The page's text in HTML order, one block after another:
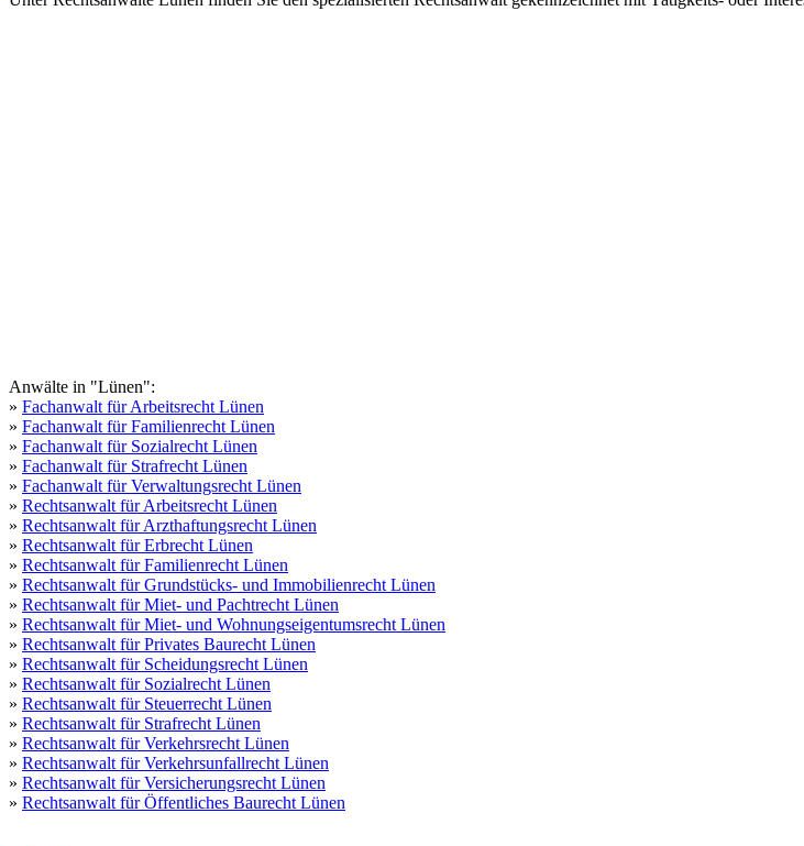
Anwälte in "Lünen":
» Fachanwalt für Arbeitsrecht Lünen
» Fachanwalt für Familienrecht Lünen
» Fachanwalt für Sozialrecht Lünen
» Fachanwalt für Strafrecht Lünen
» Fachanwalt für Verwaltungsrecht Lünen
» Rechtsanwalt für Arbeitsrecht Lünen
» Rechtsanwalt für Arzthaftungsrecht Lünen
» Rechtsanwalt für Erbrecht Lünen
» Rechtsanwalt für Familienrecht Lünen
» Rechtsanwalt für Grundstücks- und Immobilienrecht Lünen
» Rechtsanwalt für Miet- und Pachtrecht Lünen
» Rechtsanwalt für Miet- und Wohnungseigentumsrecht Lünen
» Rechtsanwalt für Privates Baurecht Lünen
» Rechtsanwalt für Scheidungsrecht Lünen
» Rechtsanwalt für Sozialrecht Lünen
» Rechtsanwalt für Steuerrecht Lünen
» Rechtsanwalt für Strafrecht Lünen
» Rechtsanwalt für Verkehrsrecht Lünen
» Rechtsanwalt für Verkehrsunfallrecht Lünen
» Rechtsanwalt für Versicherungsrecht Lünen
» Rechtsanwalt für Öffentliches Baurecht Lünen